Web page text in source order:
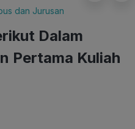
dan Jurusan
Dalam
Pertama Kuliah